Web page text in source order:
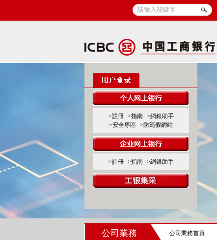
>註冊 >指南
>網銀助手
>安全專區
>防範假網站
>註冊 >指南 >網銀助手
公司業務 公司業務首頁